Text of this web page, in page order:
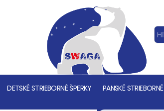
DETSKÉ STRIEBORNÉ ŠPERKY PANSKÉ